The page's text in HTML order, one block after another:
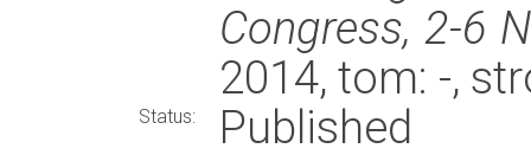
Congress, 2-6
2014, tom: -,
Status:
Published